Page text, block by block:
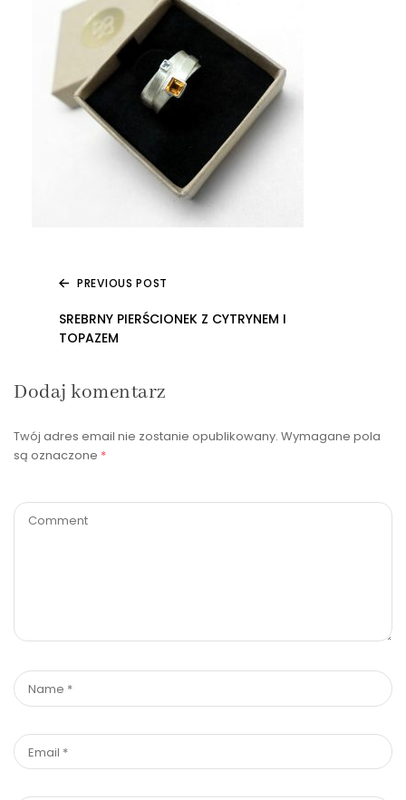
Nawigacja
wpisu
PREVIOUS POST
SREBRNY PIERŚCIONEK Z CYTRYNEM I
TOPAZEM
Dodaj komentarz
Twój adres email nie zostanie opublikowany. Wymagane pola
są oznaczone *